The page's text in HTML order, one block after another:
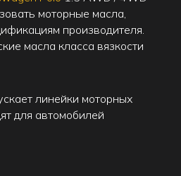
моторные масла,
производителя.
масла класса вязкости
линейки моторных
для автомобилей